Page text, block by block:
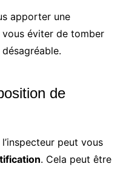
apporter une
éviter de tomber
de
peut vous
. Cela peut être